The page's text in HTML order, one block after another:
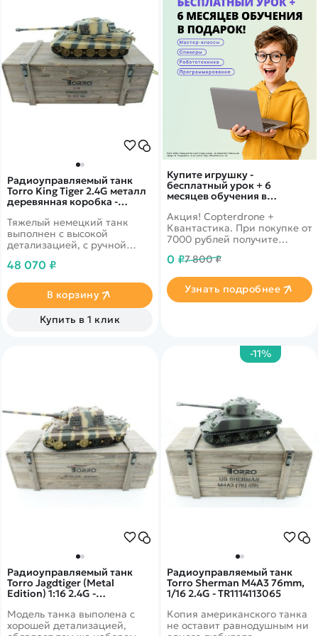
Купите игрушку -
бесплатный урок + 6
месяцев обучения в
Акция! Copterdrone +
Квантастика. При покупке от
7000 рублей получите
нашего партнера
0 ₽7 800 ₽
Узнать подробнее
Радиоуправляемый танк
Torro King Tiger 2.4G металл
деревянная коробка -
Тяжелый немецкий танк
выполнен с высокой
детализацией, с ручной
коробке. Имеет большое
деталей
48 070 ₽
В корзину
Купить в 1 клик
Радиоуправляемый танк
Torro Jagdtiger (Metal
Edition) 1:16 2.4G -
Модель танка выполена с
хорошей детализацией,
-11%
Радиоуправляемый танк
Torro Sherman M4A3 76mm,
1/16 2.4G - TR1114113065
Копия американского танка
не оставит равнодушным ни